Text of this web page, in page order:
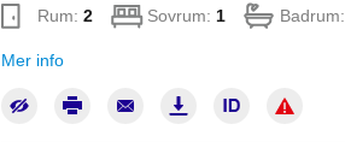
Rum: 2 Sovrum: 1 Badrum:
Mer info